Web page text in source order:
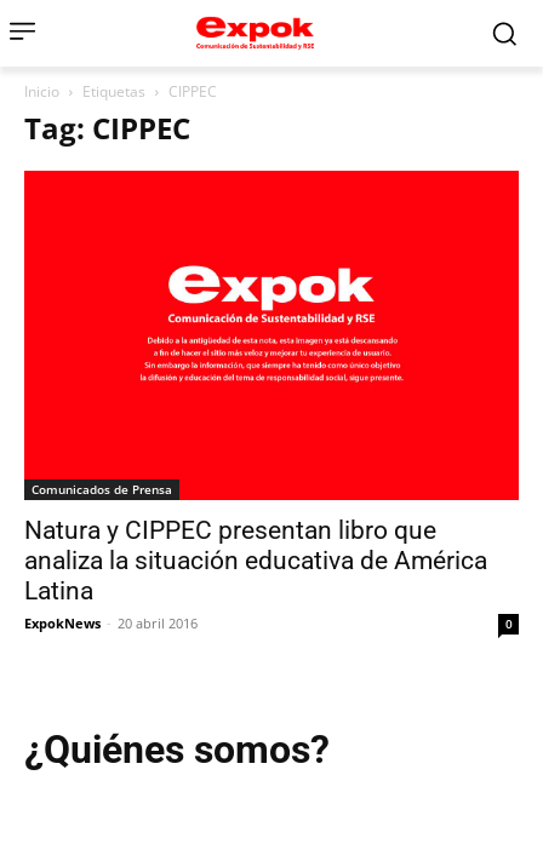
Inicio Etiquetas CIPPEC
Tag: CIPPEC
Comunicados de Prensa
Natura y CIPPEC presentan libro que
analiza la situación educativa de América
Latina
ExpokNews - 20 abril 2016 0
¿Quiénes somos?